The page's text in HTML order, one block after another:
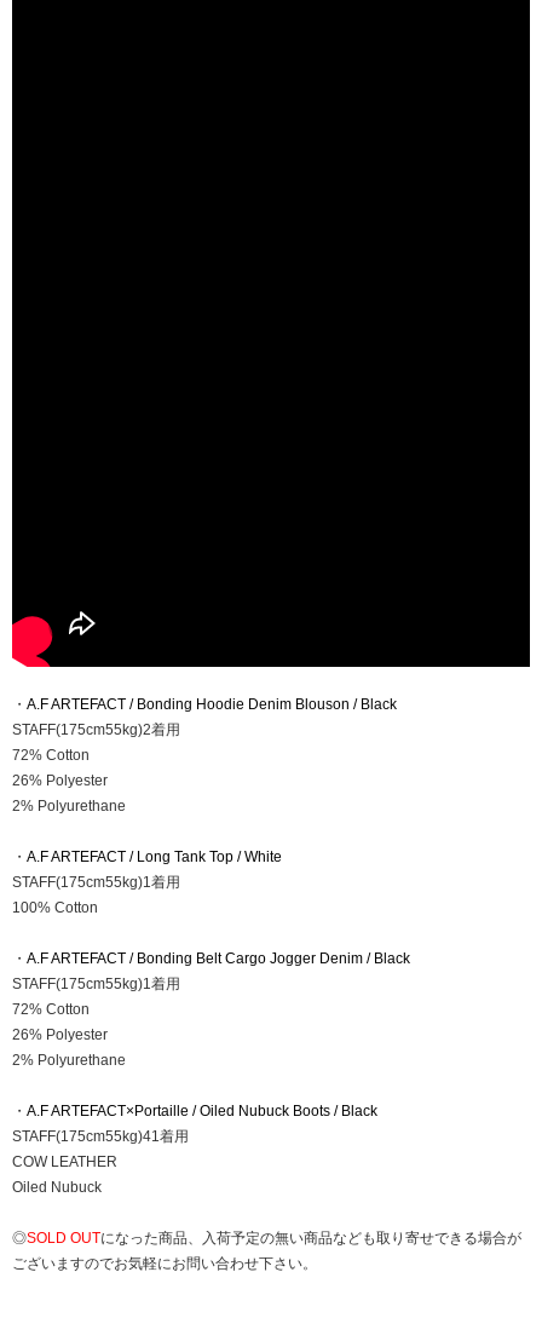
・ A.F ARTEFACT / Bonding Hoodie Denim Blouson / Black
STAFF(175cm55kg)2着用
72% Cotton
26% Polyester
2% Polyurethane
・ A.F ARTEFACT / Long Tank Top / White
STAFF(175cm55kg)1着用
100% Cotton
・ A.F ARTEFACT / Bonding Belt Cargo Jogger Denim / Black
STAFF(175cm55kg)1着用
72% Cotton
26% Polyester
2% Polyurethane
・ A.F ARTEFACT×Portaille / Oiled Nubuck Boots / Black
STAFF(175cm55kg)41着用
COW LEATHER
Oiled Nubuck
◎SOLD OUTになった商品、入荷予定の無い商品なども取り寄せできる場合が
ございますのでお気軽にお問い合わせ下さい。